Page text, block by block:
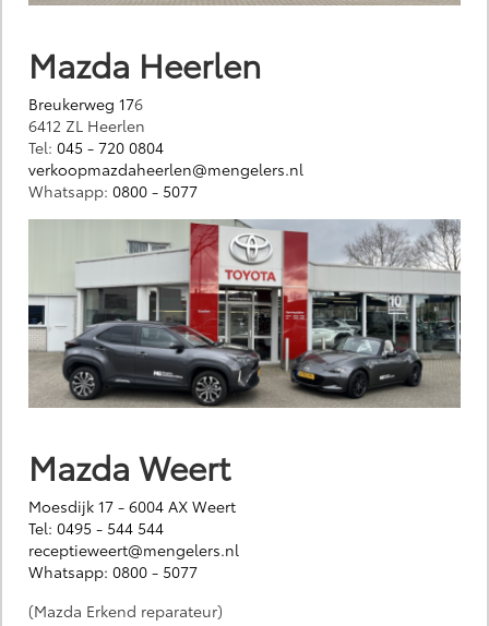
Mazda Heerlen
Breukerweg 176
6412 ZL Heerlen
Tel: 045 - 720 0804
verkoopmazdaheerlen@mengelers.nl
Whatsapp: 0800 - 5077
Mazda Weert
Moesdijk 17 - 6004 AX Weert
Tel: 0495 - 544 544
receptieweert@mengelers.nl
Whatsapp: 0800 - 5077
(Mazda Erkend reparateur)